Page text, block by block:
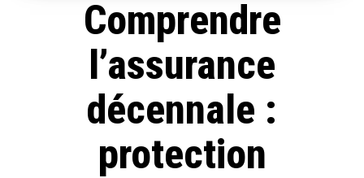
Comprendre
l’assurance
décennale :
protection